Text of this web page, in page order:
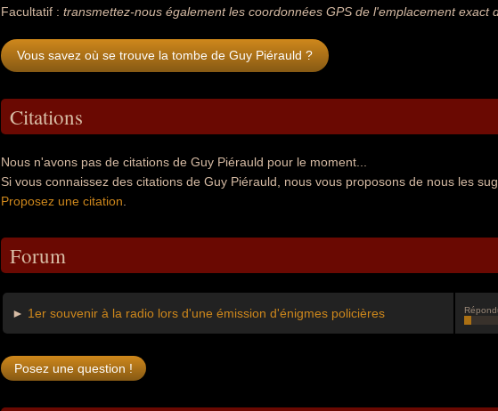
Facultatif : transmettez-nous également les coordonnées GPS de l'emplacement exact
Vous savez où se trouve la tombe de Guy Piérauld ?
Citations
Nous n'avons pas de citations de Guy Piérauld pour le moment...
Si vous connaissez des citations de Guy Piérauld, nous vous proposons de nous les
Proposez une citation
Forum
► 1er souvenir à la radio lors d'une émission d'énigmes policières